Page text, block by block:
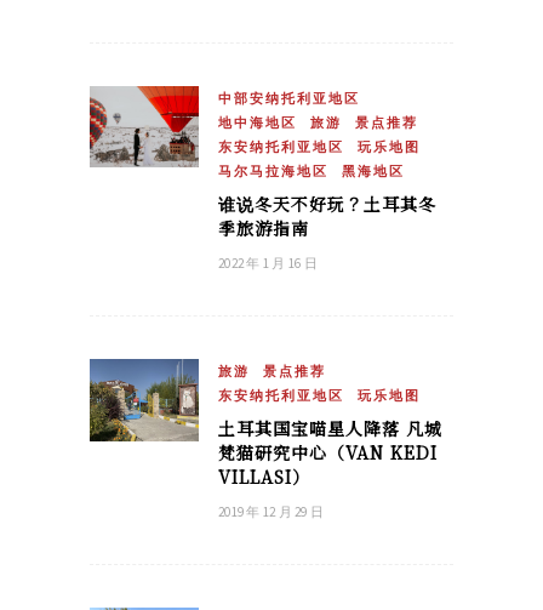
中部安纳托利亚地区
地中海地区
旅游
景点推荐
东安纳托利亚地区
玩乐地图
马尔马拉海地区
黑海地区
谁说冬天不好玩？土耳其冬
季旅游指南
2022 年 1 月 16 日
旅游
景点推荐
东安纳托利亚地区
玩乐地图
土耳其国宝喵星人降落 凡城
梵猫研究中心（VAN KEDI
VILLASI）
2019 年 12 月 29 日